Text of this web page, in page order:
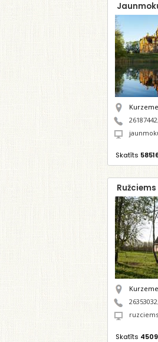
26187442
Skatīts
Ružciems
26353032
Skatīts